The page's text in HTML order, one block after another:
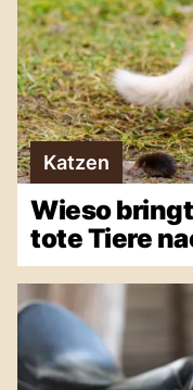
Katzen
Wieso
tote Tiere